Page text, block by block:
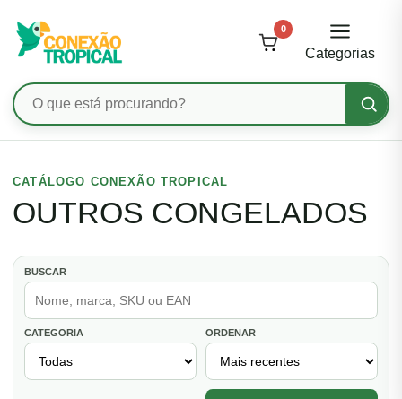
Pesquisar
produtos
0
Categorias
conteúdo
CATÁLOGO CONEXÃO TROPICAL
OUTROS CONGELADOS
BUSCAR
CATEGORIA ORDENAR